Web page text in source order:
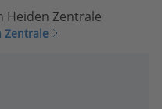
Heiden Zentrale
Zentrale